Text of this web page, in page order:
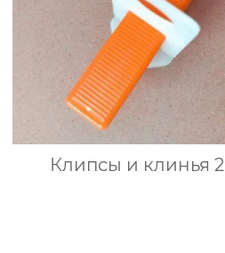
Клипсы и клинья 2